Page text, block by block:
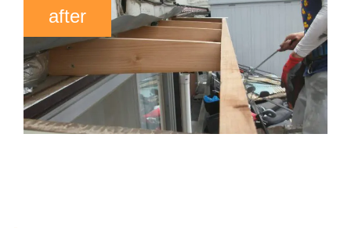
after